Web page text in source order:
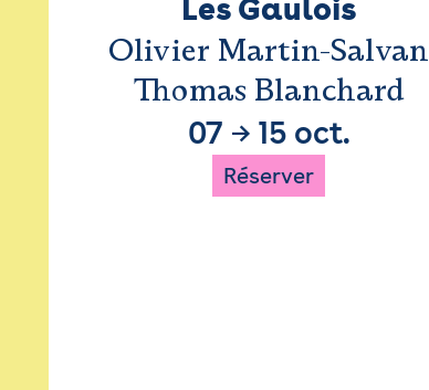
Les Gaulois
Olivier Martin-Salvan
Thomas Blanchard
07 → 15 oct.
Réserver